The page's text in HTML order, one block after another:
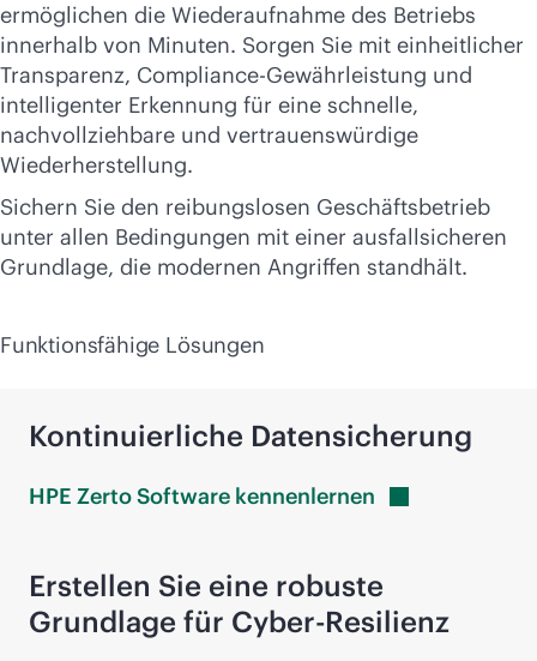
ermöglichen die Wiederaufnahme des Betriebs
innerhalb von Minuten. Sorgen Sie mit einheitlicher
Transparenz, Compliance-Gewährleistung und
intelligenter Erkennung für eine schnelle,
nachvollziehbare und vertrauenswürdige
Wiederherstellung.
Sichern Sie den reibungslosen Geschäftsbetrieb
unter allen Bedingungen mit einer ausfallsicheren
Grundlage, die modernen Angriffen standhält.
Funktionsfähige Lösungen
Kontinuierliche Datensicherung
HPE Zerto Software kennenlernen
Erstellen Sie eine robuste
Grundlage für Cyber-Resilienz